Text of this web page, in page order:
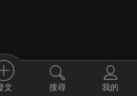
文 搜尋 我的